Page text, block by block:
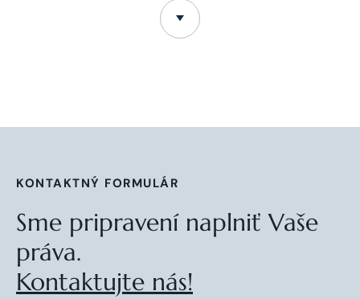
KONTAKTNÝ FORMULÁR
Sme pripravení naplniť Vaše
práva.
Kontaktujte nás!